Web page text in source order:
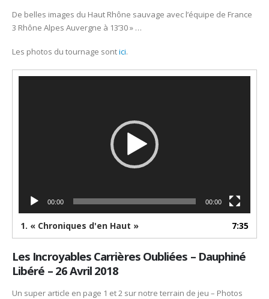
De belles images du Haut Rhône sauvage avec l’équipe de France
3 Rhône Alpes Auvergne à 13’30 » …
Les photos du tournage sontici.
00:00 00:00
1. « Chroniques d'en Haut » 7:35
Les Incroyables Carrières Oubliées – Dauphiné
Libéré – 26 Avril 2018
Un super article en page 1 et 2 sur notre terrain de jeu – Photos